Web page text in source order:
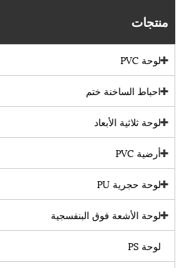
منتجات
لوحة PVC
احباط الساخنة ختم
لوحة ثلاثية الأبعاد
أرضية PVC
لوحة حجرية PU
لوحة الأشعة فوق البنفسجية
لوحة PS